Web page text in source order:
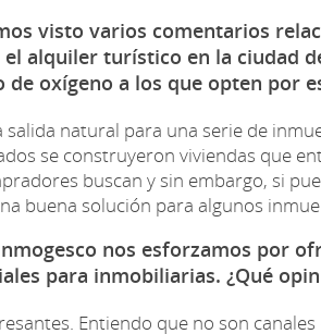
visto varios comentarios
el alquiler turístico en la ciudad
de oxígeno a los que opten por
salida natural para una serie de
se construyeron viviendas que
buscan y sin embargo, si
buena solución para algunos
nos esforzamos por
para inmobiliarias. ¿Qué
Entiendo que no son